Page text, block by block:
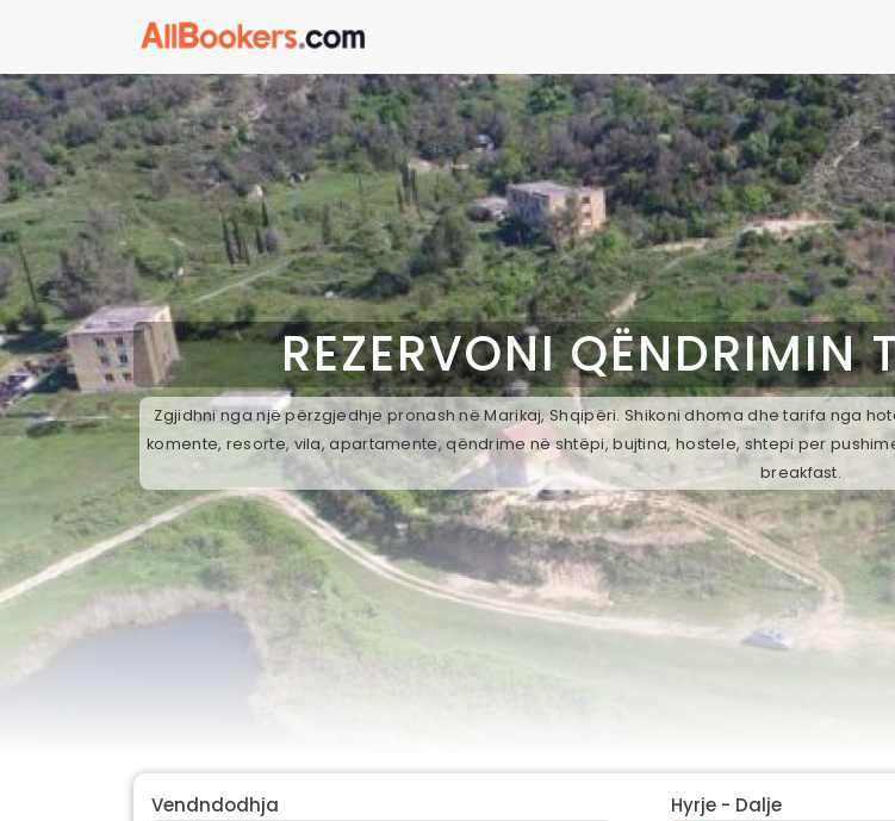
REZERVONI QËNDRIMIN
Zgjidhni nga një përzgjedhje pronash në Marikaj, Shqipëri. Shikoni dhoma dhe tarifa nga
komente, resorte, vila, apartamente, qëndrime në shtëpi, bujtina, hostele, shtepi per
breakfast.
Vendndodhja Hyrje - Dalje